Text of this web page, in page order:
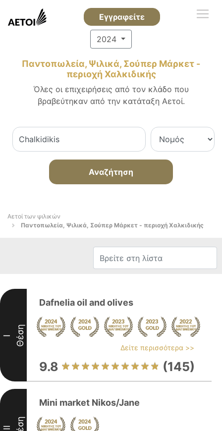
Εγγραφείτε
2024
Παντοπωλεία, Ψιλικά, Σούπερ Μάρκετ -
περιοχή Χαλκιδικής
Όλες οι επιχειρήσεις από τον κλάδο που
βραβεύτηκαν από την κατάταξη Αετοί.
Αναζήτηση
Αετοί των ψιλικών
Παντοπωλεία, Ψιλικά, Σούπερ Μάρκετ - περιοχή Χαλκιδικής
I Θέση
Dafnelia oil and olives
Δείτε περισσότερα >>
9.8 (145)
II
Mini market Nikos/Jane